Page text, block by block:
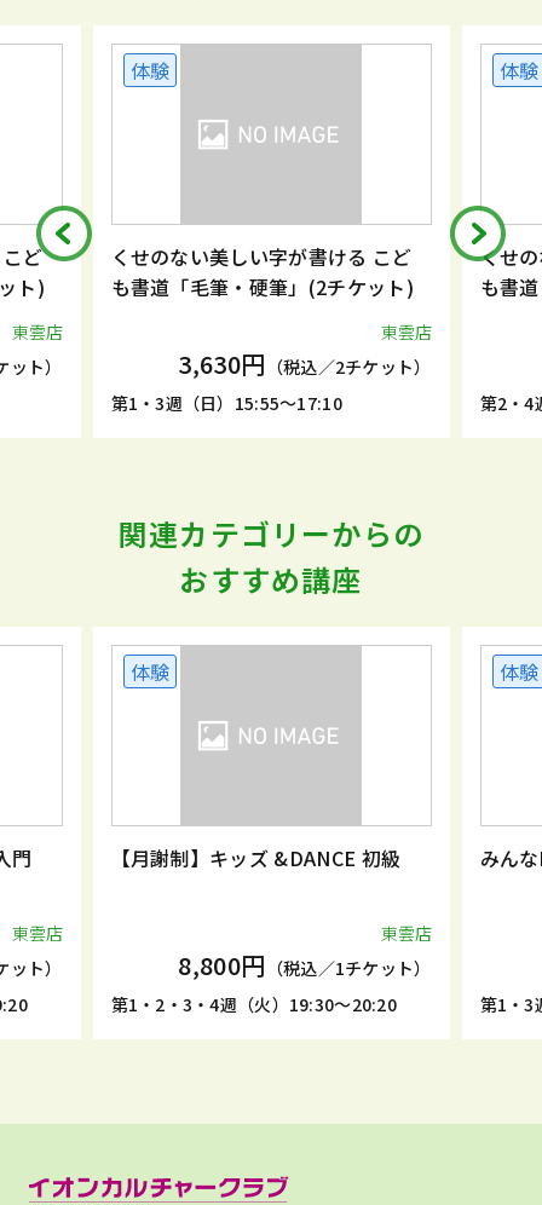
ど
ト)
東雲店
ト）
体験
くせのない美しい字が書ける こど
も書道「毛筆・硬筆」(2チケット)
東雲店
3,630円 （税込／2チケット）
第1・3週（日）15:55～17:10
体験
くせ
も書
第2・4
関連カテゴリーからの
おすすめ講座
門
東雲店
ト）
体験
【月謝制】キッズ &DANCE 初級
東雲店
8,800円 （税込／1チケット）
第1・2・3・4週（火）19:30～20:20
体験
みん
第1・3